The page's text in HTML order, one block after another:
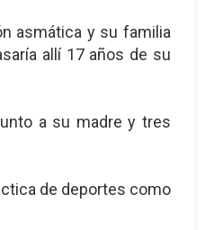
asmática y su familia
allí 17 años de su
a su madre y tres
de deportes como